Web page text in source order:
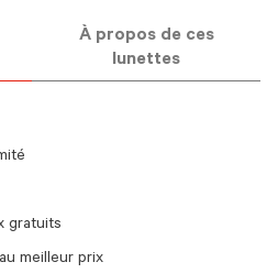
À propos de ces
lunettes
gratuits
meilleur prix